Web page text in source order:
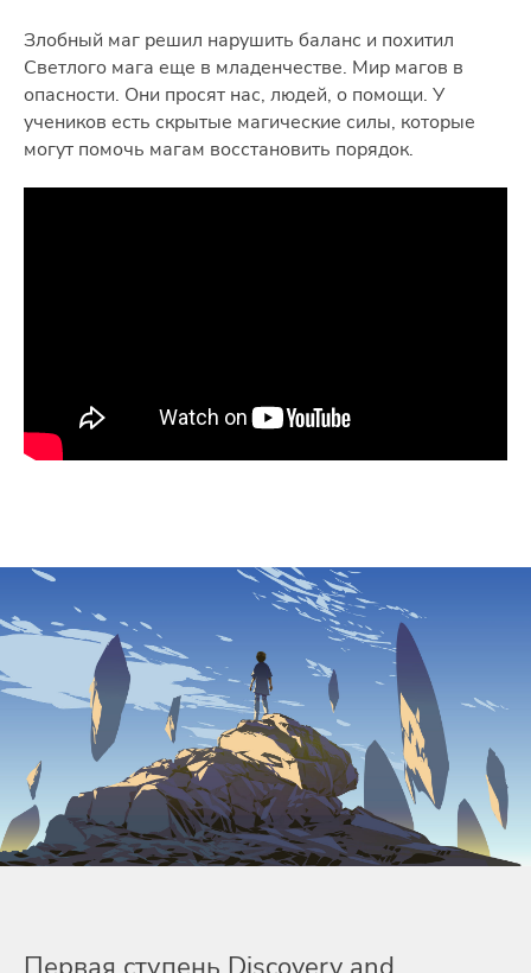
Злобный маг решил нарушить баланс и похитил
Светлого мага еще в младенчестве. Мир магов в
опасности. Они просят нас, людей, о помощи. У
учеников есть скрытые магические силы, которые
могут помочь магам восстановить порядок.